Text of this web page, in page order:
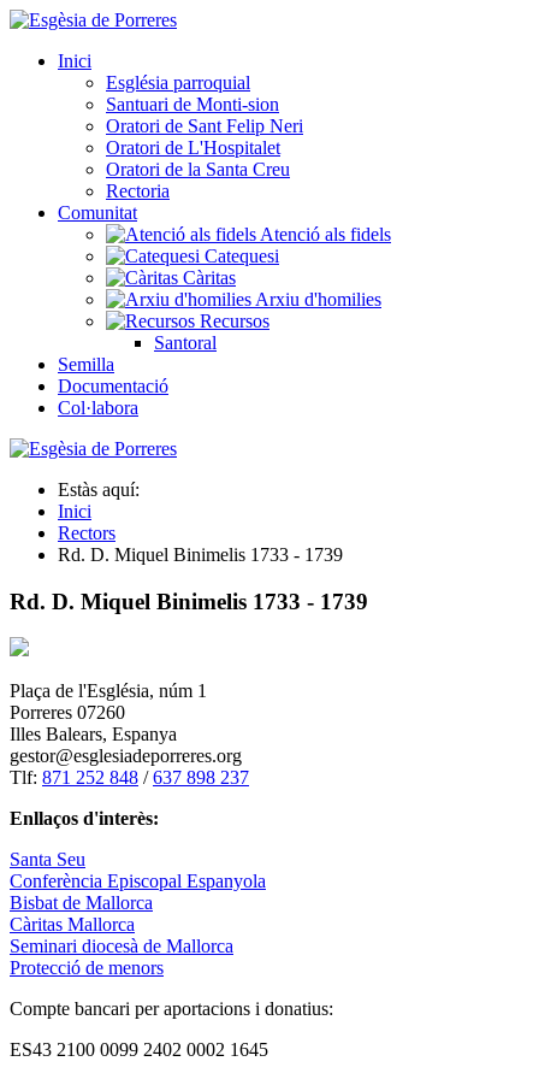
Inici
Església parroquial
Santuari de Monti-sion
Oratori de Sant Felip Neri
Oratori de L'Hospitalet
Oratori de la Santa Creu
Rectoria
Comunitat
Atenció als fidels
Catequesi
Càritas
Arxiu d'homilies
Recursos
Santoral
Semilla
Documentació
Col·labora
Estàs aquí:
Inici
Rectors
Rd. D. Miquel Binimelis 1733 - 1739
Rd. D. Miquel Binimelis 1733 - 1739
Plaça de l'Església, núm 1
Porreres 07260
Illes Balears, Espanya
gestor@esglesiadeporreres.org
Tlf: 871 252 848 /637 898 237
Enllaços d'interès:
Santa Seu
Conferència Episcopal Espanyola
Bisbat de Mallorca
Càritas Mallorca
Seminari diocesà de Mallorca
Protecció de menors
Compte bancari per aportacions i donatius:
ES43 2100 0099 2402 0002 1645